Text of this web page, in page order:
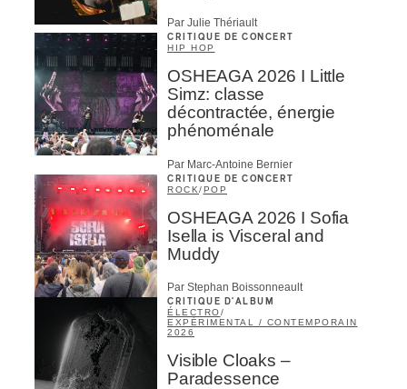
Par Julie Thériault
CRITIQUE DE CONCERT
HIP HOP
OSHEAGA 2026 I Little
Simz: classe
décontractée, énergie
phénoménale
Par Marc-Antoine Bernier
CRITIQUE DE CONCERT
ROCK/POP
OSHEAGA 2026 I Sofia
Isella is Visceral and
Muddy
Par Stephan Boissonneault
CRITIQUE D'ALBUM
ÉLECTRO/
EXPÉRIMENTAL / CONTEMPORAIN
2026
Visible Cloaks –
Paradessence